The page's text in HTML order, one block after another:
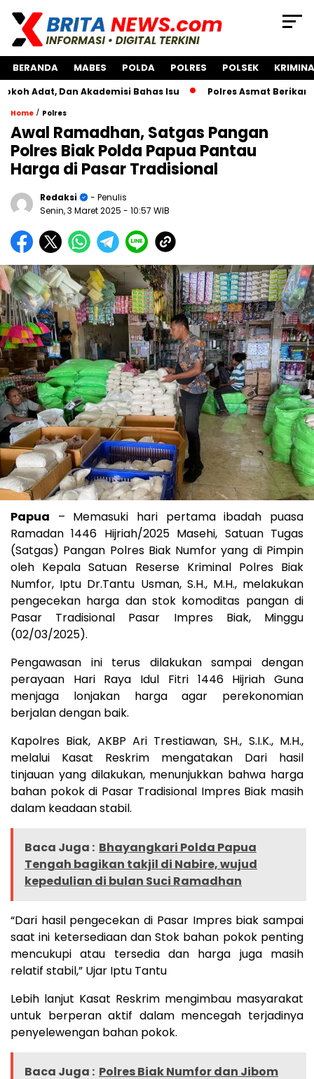
BERANDA MABES POLDA POLRES POLSEK
Dan Akademisi Bahas Isu Polres Asmat Berikan
Home / Polres
Awal Ramadhan, Satgas Pangan
Polres Biak Polda Papua Pantau
Harga di Pasar Tradisional
Redaksi
- Penulis
Senin, 3 Maret 2025 - 10:57 WIB
Papua – Memasuki hari pertama ibadah puasa
Ramadan 1446 Hijriah/2025 Masehi, Satuan Tugas
(Satgas) Pangan Polres Biak Numfor yang di Pimpin
oleh Kepala Satuan Reserse Kriminal Polres Biak
Numfor, Iptu Dr.Tantu Usman, S.H., M.H., melakukan
pengecekan harga dan stok komoditas pangan di
Pasar Tradisional Pasar Impres Biak, Minggu
(02/03/2025).
Pengawasan ini terus dilakukan sampai dengan
perayaan Hari Raya Idul Fitri 1446 Hijriah Guna
menjaga lonjakan harga agar perekonomian
berjalan dengan baik.
Kapolres Biak, AKBP Ari Trestiawan, SH., S.I.K., M.H.,
melalui Kasat Reskrim mengatakan Dari hasil
tinjauan yang dilakukan, menunjukkan bahwa harga
bahan pokok di Pasar Tradisional Impres Biak masih
dalam keadaan stabil.
Baca Juga : Bhayangkari Polda Papua
Tengah bagikan takjil di Nabire, wujud
kepedulian di bulan Suci Ramadhan
“Dari hasil pengecekan di Pasar Impres biak sampai
saat ini ketersediaan dan Stok bahan pokok penting
mencukupi atau tersedia dan harga juga masih
relatif stabil,” Ujar Iptu Tantu
Lebih lanjut Kasat Reskrim mengimbau masyarakat
untuk berperan aktif dalam mencegah terjadinya
penyelewengan bahan pokok.
Baca Juga : Polres Biak Numfor dan Jibom